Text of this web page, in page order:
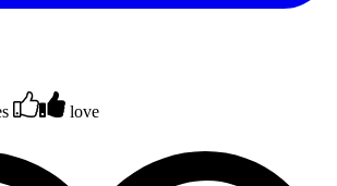
love